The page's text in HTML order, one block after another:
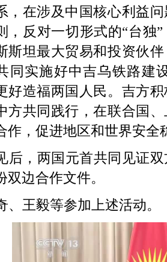
，在涉及中国核心利益
，反对一切形式的“台独
斯坦最大贸易和投资伙
同实施好中吉乌铁路建
好造福两国人民。吉方
方共同践行，在联合国
作，促进地区和世界安全
后，两国元首共同见证
双边合作文件。
、王毅等参加上述活动。